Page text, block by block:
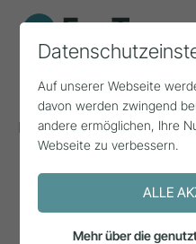
Home Themen
Smart
CASABLANCA
Auf unserer Webseite
davon werden zwingend
andere ermöglichen, Ihre
Webseite zu verbessern.
ALLE
Mehr über die